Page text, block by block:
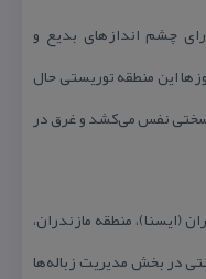
چشم اندازهای بدیع و
این منطقه توریستی حال
سختی نفس می‌كشد و غرق در
(ایسنا)، منطقه مازندران،
در بخش مدیریت زباله‌ها